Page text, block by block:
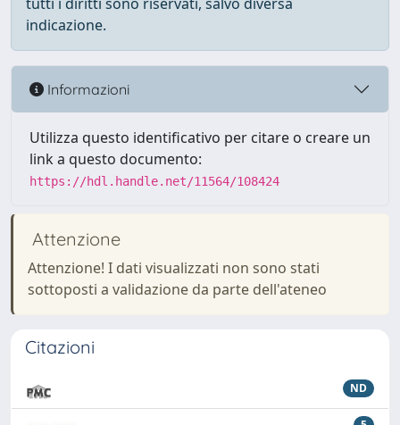
indicazione.
Informazioni
Utilizza questo identificativo per citare o creare un
link a questo documento:
https://hdl.handle.net/11564/108424
Attenzione
Attenzione! I dati visualizzati non sono stati
sottoposti a validazione da parte dell'ateneo
Citazioni
ND